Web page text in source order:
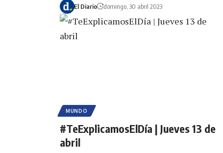
El Diario domingo, 30 abril 2023
MUNDO
#TeExplicamosElDía | Jueves 13 de
abril